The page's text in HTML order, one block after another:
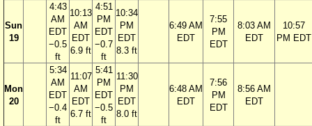
Sun
19
4:43
AM
EDT
−0.5
ft
10:13
AM
EDT
6.9 ft
4:51
PM
EDT
−0.7
ft
10:34
PM
EDT
8.3 ft
6:49 AM
EDT
7:55
PM
EDT
8:03 AM
EDT
10:57
PM EDT
Mon
20
5:34
AM
EDT
−0.4
ft
11:07
AM
EDT
6.7 ft
5:41
PM
EDT
−0.5
ft
11:30
PM
EDT
8.0 ft
6:48 AM
EDT
7:56
PM
EDT
8:56 AM
EDT